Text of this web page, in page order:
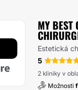
MY BEST
Estetická
5
2 kliniky v
Možnosti